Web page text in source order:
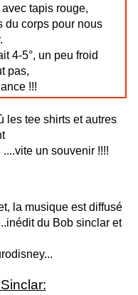
tapis rouge,
du corps pour nous
4-5°, un peu froid
pas,
!!!
les tee shirts et autres
....vite un souvenir !!!!
la musique est diffusé
du Bob sinclar et